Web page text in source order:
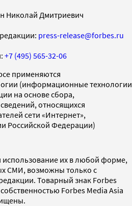
Николай Дмитриевич
press-release@forbes.ru
+7 (495) 565-32-06
применяются
(информационные технологии
на основе сбора,
относящихся
сети «Интернет»,
Российской Федерации)
использование их в любой форме,
СМИ, возможны только с
Товарный знак Forbes
Forbes Media Asia